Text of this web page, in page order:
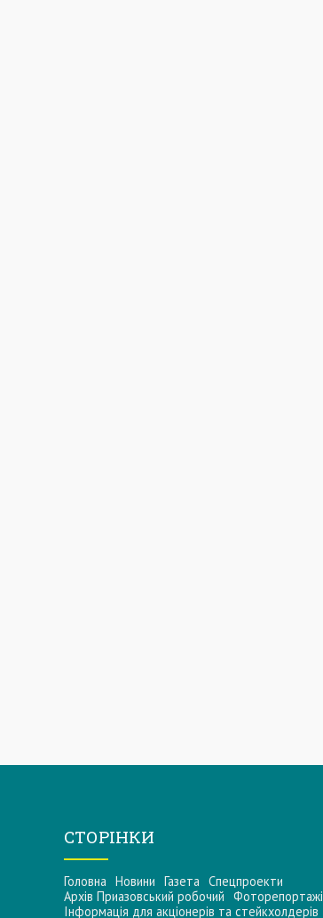
СТОРІНКИ
Головна Новини Газета Спецпроекти
Архів Приазовський робочий Фоторепортажі
Інформацiя для акцiонерiв та стейкхолдерiв